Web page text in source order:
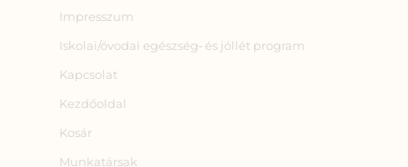
Impresszum
Iskolai/óvodai egészség‑ és jóllét program
Kapcsolat
Kezdőoldal
Kosár
Munkatársak